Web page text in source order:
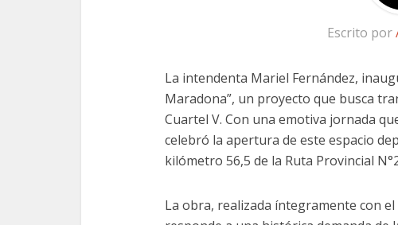
Escrito por
La intendenta Mariel Fernández,
Maradona”, un proyecto que busca
Cuartel V. Con una emotiva jornada
celebró la apertura de este espacio
kilómetro 56,5 de la Ruta Provincial
La obra, realizada íntegramente con